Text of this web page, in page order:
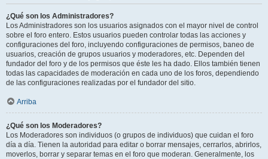
¿Qué son los Administradores?
Los Administradores son los usuarios asignados con el mayor nivel de control
sobre el foro entero. Estos usuarios pueden controlar todas las acciones y
configuraciones del foro, incluyendo configuraciones de permisos, baneo de
usuarios, creación de grupos usuarios y moderadores, etc. Dependen del
fundador del foro y de los permisos que éste les ha dado. Ellos también tienen
todas las capacidades de moderación en cada uno de los foros, dependiendo
de las configuraciones realizadas por el fundador del sitio.
Arriba
¿Qué son los Moderadores?
Los Moderadores son individuos (o grupos de individuos) que cuidan el foro
día a día. Tienen la autoridad para editar o borrar mensajes, cerrarlos, abrirlos,
moverlos, borrar y separar temas en el foro que moderan. Generalmente, los